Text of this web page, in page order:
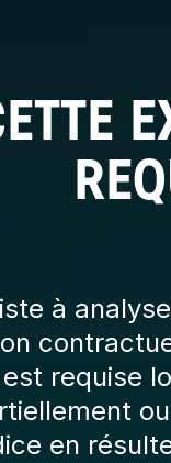
à
requise
en